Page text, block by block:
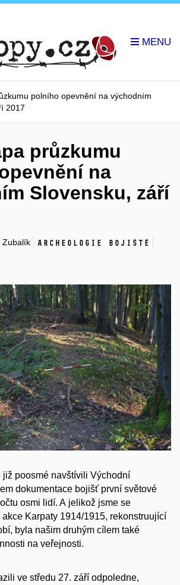
polního opevnění na východním
2017
průzkumu
na
Slovensku, září
Zubalík
Archeologie bojiště
již poosmé navštívili Východní
dokumentace bojišť první světové
osmi lidí. A jelikož jsme se
Karpaty 1914/1915, rekonstruující
byla našim druhým cílem také
na veřejnosti.
ve středu 27. září odpoledne,